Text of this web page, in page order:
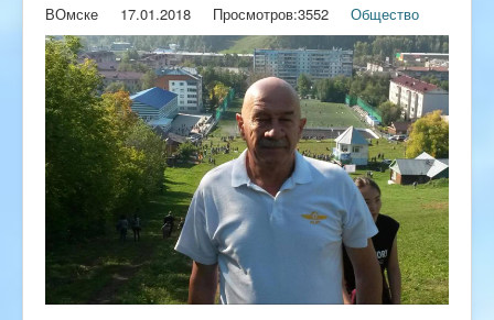
ВОмске 17.01.2018 Просмотров:3552 Общество